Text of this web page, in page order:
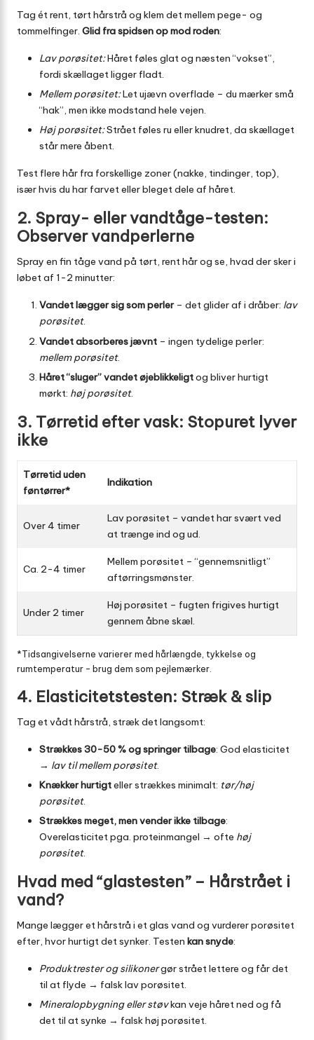
Tag ét rent, tørt hårstrå og klem det mellem pege- og
tommelfinger. Glid fra spidsen op mod roden:
Lav porøsitet:Håret føles glat og næsten “vokset”,
fordi skællaget ligger fladt.
Mellem porøsitet:Let ujævn overflade – du mærker små
“hak”, men ikke modstand hele vejen.
Høj porøsitet:Strået føles ru eller knudret, da skællaget
står mere åbent.
Test flere hår fra forskellige zoner (nakke, tindinger, top),
især hvis du har farvet eller bleget dele af håret.
2. Spray- eller vandtåge-testen:
Observer vandperlerne
Spray en fin tåge vand på tørt, rent hår og se, hvad der sker i
løbet af 1-2 minutter:
Vandet lægger sig som perler– det glider af i dråber: lav
porøsitet.
Vandet absorberes jævnt – ingen tydelige perler:
mellem porøsitet.
Håret “sluger” vandet øjeblikkeligtog bliver hurtigt
mørkt: høj porøsitet.
3. Tørretid efter vask: Stopuret lyver
ikke
Tørretid uden
føntørrer*
Indikation
Over 4 timer
Lav porøsitet – vandet har svært ved
at trænge ind og ud.
Ca. 2-4 timer
Mellem porøsitet – “gennemsnitligt”
aftørringsmønster.
Under 2 timer
Høj porøsitet – fugten frigives hurtigt
gennem åbne skæl.
*Tidsangivelserne varierer med hårlængde, tykkelse og
rumtemperatur – brug dem som pejlemærker.
4. Elasticitetstesten: Stræk & slip
Tag et vådt hårstrå, stræk det langsomt:
Strækkes 30-50 % og springer tilbage: God elasticitet
→ lav til mellem porøsitet.
Knækker hurtigteller strækkes minimalt: tør/høj
porøsitet.
Strækkes meget, men vender ikke tilbage:
Overelasticitet pga. proteinmangel → ofte høj
porøsitet.
Hvad med “glastesten” – Hårstrået i
vand?
Mange lægger et hårstrå i et glas vand og vurderer porøsitet
efter, hvor hurtigt det synker. Testen kan snyde:
Produktrester og silikonergør strået lettere og får det
til at flyde → falsk lav porøsitet.
Mineralopbygning eller støvkan veje håret ned og få
det til at synke → falsk høj porøsitet.